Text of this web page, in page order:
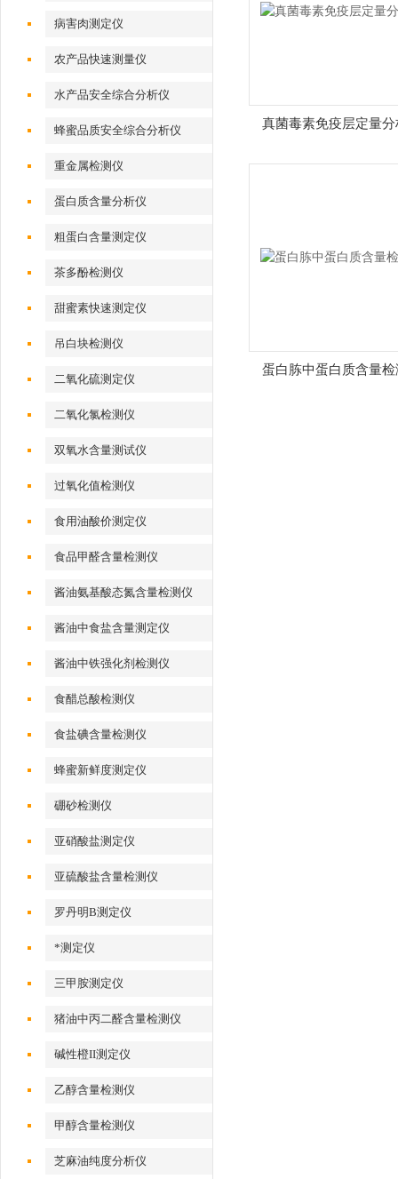
病害肉测定仪
农产品快速测量仪
水产品安全综合分析仪
蜂蜜品质安全综合分析仪
重金属检测仪
蛋白质含量分析仪
粗蛋白含量测定仪
茶多酚检测仪
甜蜜素快速测定仪
吊白块检测仪
二氧化硫测定仪
二氧化氯检测仪
双氧水含量测试仪
过氧化值检测仪
食用油酸价测定仪
食品甲醛含量检测仪
酱油氨基酸态氮含量检测仪
酱油中食盐含量测定仪
酱油中铁强化剂检测仪
食醋总酸检测仪
食盐碘含量检测仪
蜂蜜新鲜度测定仪
硼砂检测仪
亚硝酸盐测定仪
亚硫酸盐含量检测仪
罗丹明B测定仪
*测定仪
三甲胺测定仪
猪油中丙二醛含量检测仪
碱性橙II测定仪
乙醇含量检测仪
甲醇含量检测仪
芝麻油纯度分析仪
真菌毒素免疫层定量分
蛋白胨中蛋白质含量检